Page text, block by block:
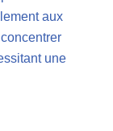
aux
une